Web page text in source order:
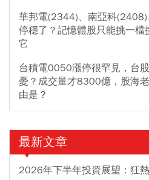
華邦電(2344)、南亞科
停穩了？記憶體股只能挑一
它
台積電0050漲停很罕見，台
憂？成交量才8300億，股海
由是？
最新文章
2026年下半年投資展望：狂